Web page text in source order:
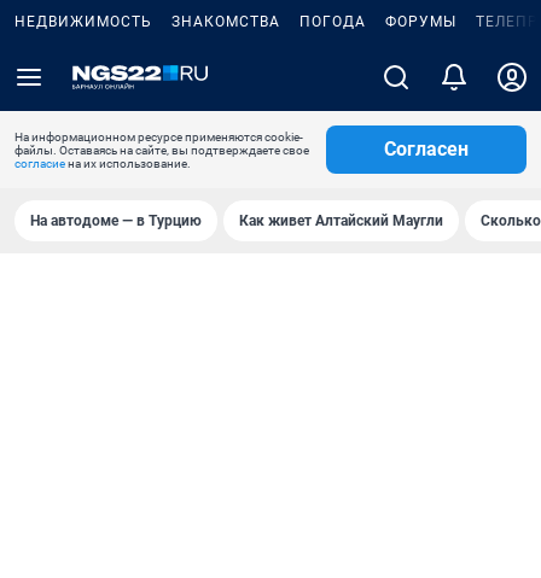
НЕДВИЖИМОСТЬ ЗНАКОМСТВА ПОГОДА ФОРУМЫ
На информационном ресурсе применяются cookie-
файлы. Оставаясь на сайте, вы подтверждаете свое
согласиена их использование.
Согласен
На автодоме — в Турцию Как живет Алтайский Маугли